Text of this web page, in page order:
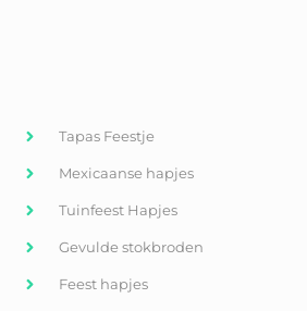
Tapas Feestje
Mexicaanse hapjes
Tuinfeest Hapjes
Gevulde stokbroden
Feest hapjes